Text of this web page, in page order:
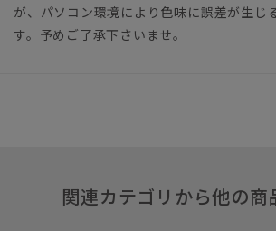
が、パソコン環境により色味に誤差が生じ
す。予めご了承下さいませ。
関連カテゴリから他の商